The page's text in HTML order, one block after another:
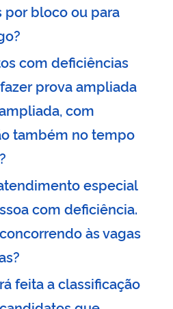
por bloco ou para
com deficiências
prova ampliada
com
também no tempo
especial
com deficiência.
às vagas
feita a classificação